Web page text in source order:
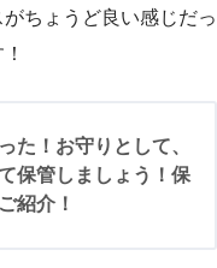
ちょうど良い感じだっ
た！お守りとして、
保管しましょう！保
紹介！